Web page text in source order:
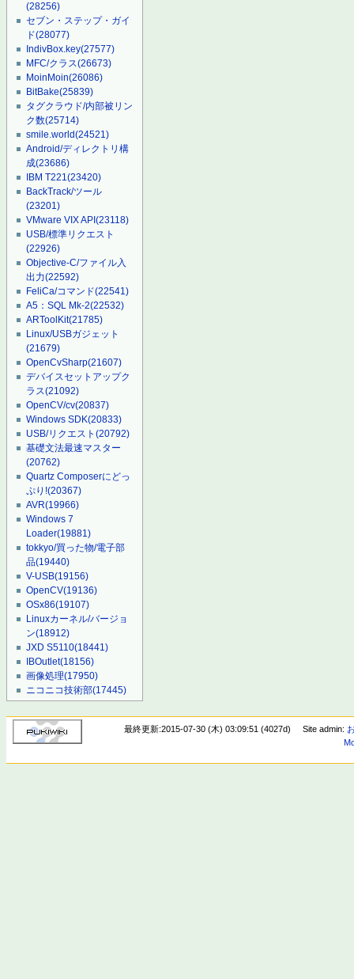
(28256)
セブン・ステップ・ガイ
ド(28077)
IndivBox.key(27577)
MFC/クラス(26673)
MoinMoin(26086)
BitBake(25839)
タグクラウド/内部被リン
ク数(25714)
smile.world(24521)
Android/ディレクトリ構
成(23686)
IBM T221(23420)
BackTrack/ツール
(23201)
VMware VIX API(23118)
USB/標準リクエスト
(22926)
Objective-C/ファイル入
出力(22592)
FeliCa/コマンド(22541)
A5：SQL Mk-2(22532)
ARToolKit(21785)
Linux/USBガジェット
(21679)
OpenCvSharp(21607)
デバイスセットアップク
ラス(21092)
OpenCV/cv(20837)
Windows SDK(20833)
USB/リクエスト(20792)
基礎文法最速マスター
(20762)
Quartz Composerにどっ
ぷり!(20367)
AVR(19966)
Windows 7
Loader(19881)
tokkyo/買った物/電子部
品(19440)
V-USB(19156)
OpenCV(19136)
OSx86(19107)
Linuxカーネル/バージョ
ン(18912)
JXD S5110(18441)
IBOutlet(18156)
画像処理(17950)
ニコニコ技術部(17445)
最終更新:2015-07-30 (木) 03:09:51 (4027d) Site admin: